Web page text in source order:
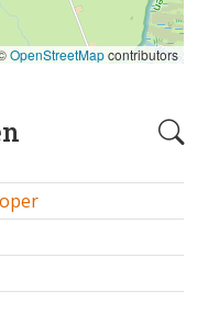
OpenStreetMapcontributors